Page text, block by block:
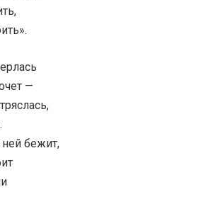
—
ней бежит,